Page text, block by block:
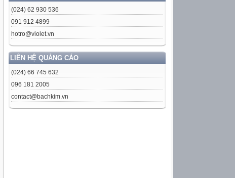
(024) 62 930 536
091 912 4899
hotro@violet.vn
LIÊN HỆ QUẢNG CÁO
(024) 66 745 632
096 181 2005
contact@bachkim.vn